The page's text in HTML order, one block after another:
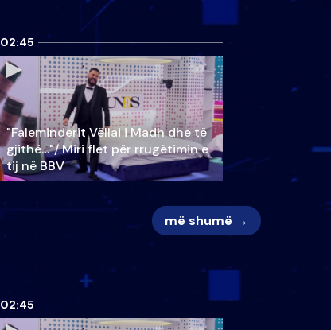
02:45
"Faleminderit Vëllai i Madh dhe të
gjithë…"/ Miri flet për rrugëtimin e
tij në BBV
më shumë →
02:45